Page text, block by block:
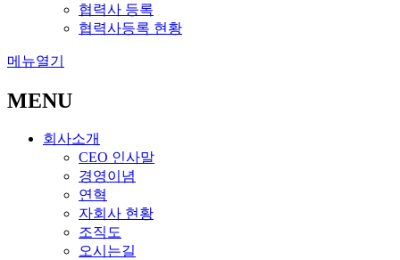
협력사 등록
협력사등록 현황
메뉴열기
MENU
회사소개
CEO 인사말
경영이념
연혁
자회사 현황
조직도
오시는길